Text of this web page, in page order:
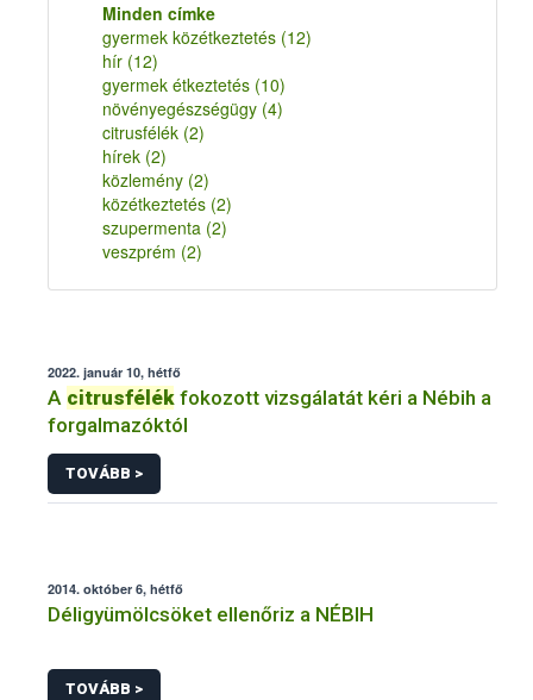
Minden címke
gyermek közétkeztetés (12)
hír (12)
gyermek étkeztetés (10)
növényegészségügy (4)
citrusfélék (2)
hírek (2)
közlemény (2)
közétkeztetés (2)
szupermenta (2)
veszprém (2)
2022. január 10, hétfő
A citrusfélék fokozott vizsgálatát kéri a Nébih a
forgalmazóktól
TOVÁBB >
2014. október 6, hétfő
Déligyümölcsöket ellenőriz a NÉBIH
TOVÁBB >